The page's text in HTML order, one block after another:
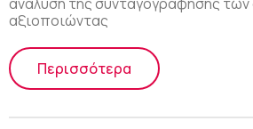
αξιοποιώντας
Περισσότερα